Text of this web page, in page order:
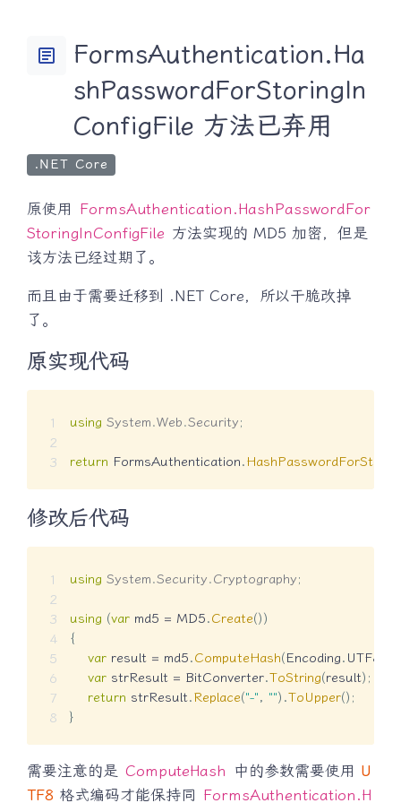
article
FormsAuthentication.Ha
shPasswordForStoringIn
ConfigFile 方法已弃用
.NET Core
原使用 FormsAuthentication.HashPasswordFor
StoringInConfigFile 方法实现的 MD5 加密，但是
该方法已经过期了。
而且由于需要迁移到 .NET Core，所以干脆改掉
了。
原实现代码
using System.Web.Security;
return FormsAuthentication.
修改后代码
using System.Security.Cryptography;
using (var md5 = MD5.Create())
{
var result = md5.ComputeHash(Encoding. UTF8
var strResult = BitConverter.ToString(result) ;
return strResult.Replace("-", "") .ToUpper() ;
}
需要注意的是 ComputeHash 中的参数需要使用 U
TF8 格式编码才能保持同 FormsAuthentication.H